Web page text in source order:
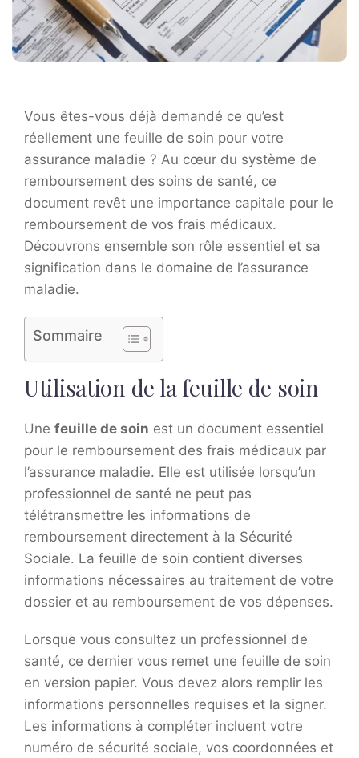
Vous êtes-vous déjà demandé ce qu’est
réellement une feuille de soin pour votre
assurance maladie ? Au cœur du système de
remboursement des soins de santé, ce
document revêt une importance capitale pour le
remboursement de vos frais médicaux.
Découvrons ensemble son rôle essentiel et sa
signification dans le domaine de l’assurance
maladie.
Sommaire
Utilisation de la feuille de soin
Une feuille de soin est un document essentiel
pour le remboursement des frais médicaux par
l’assurance maladie. Elle est utilisée lorsqu’un
professionnel de santé ne peut pas
télétransmettre les informations de
remboursement directement à la Sécurité
Sociale. La feuille de soin contient diverses
informations nécessaires au traitement de votre
dossier et au remboursement de vos dépenses.
Lorsque vous consultez un professionnel de
santé, ce dernier vous remet une feuille de soin
en version papier. Vous devez alors remplir les
informations personnelles requises et la signer.
Les informations à compléter incluent votre
numéro de sécurité sociale, vos coordonnées et